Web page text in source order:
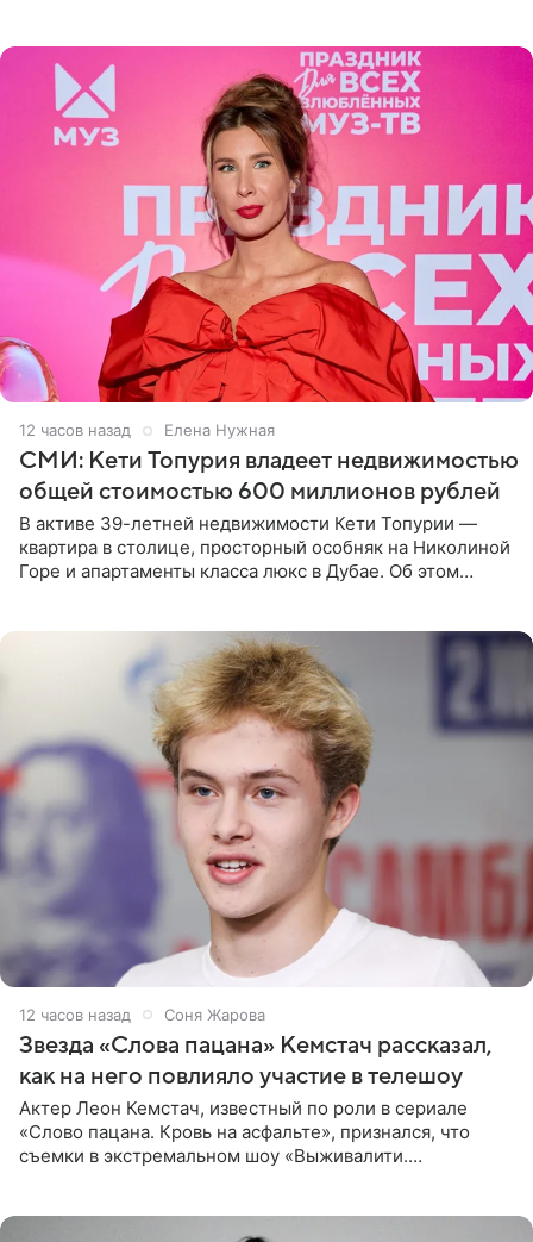
12 часов назад Елена Нужная
СМИ: Кети Топурия владеет недвижимостью
общей стоимостью 600 миллионов рублей
В активе 39-летней недвижимости Кети Топурии —
квартира в столице, просторный особняк на Николиной
Горе и апартаменты класса люкс в Дубае. Об этом
12 часов назад Соня Жарова
Звезда «Слова пацана» Кемстач рассказал,
как на него повлияло участие в телешоу
Актер Леон Кемстач, известный по роли в сериале
«Слово пацана. Кровь на асфальте», признался, что
съемки в экстремальном шоу «Выживалити.